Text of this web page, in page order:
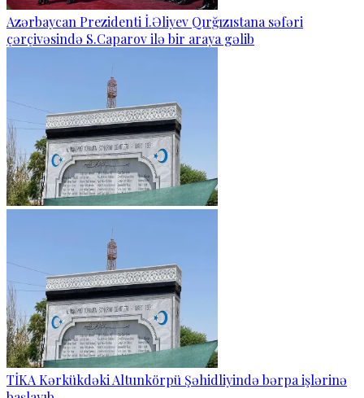
Azərbaycan Prezidenti İ.Əliyev Qırğızıstana səfəri
çərçivəsində S.Caparov ilə bir araya gəlib
TİKA Kərkükdəki Altunkörpü Şəhidliyində bərpa işlərinə